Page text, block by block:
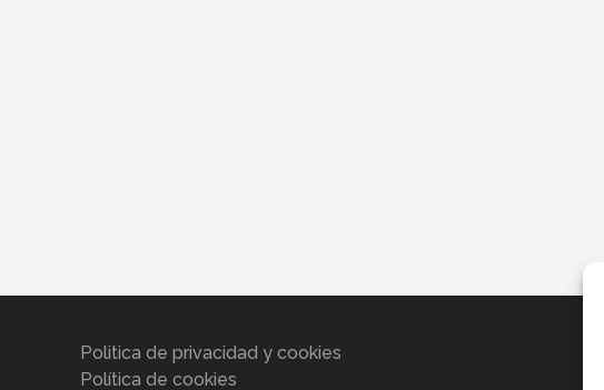
Politica de privacidad y cookies
Política de cookies